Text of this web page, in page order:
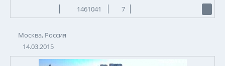
1461041 7
Москва, Россия
14.03.2015